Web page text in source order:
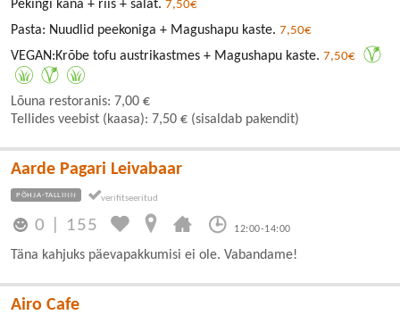
Pekingi kana + riis + salat. 7,50€
Pasta: Nuudlid peekoniga + Magushapu kaste. 7,50€
VEGAN:Krõbe tofu austrikastmes + Magushapu kaste. 7,50€
Lõuna restoranis: 7,00 €
Tellides veebist (kaasa): 7,50 € (sisaldab pakendit)
Aarde Pagari Leivabaar
PÕHJA-TALLINN
0 155 12:00-14:00
Täna kahjuks päevapakkumisi ei ole. Vabandame!
Airo Cafe